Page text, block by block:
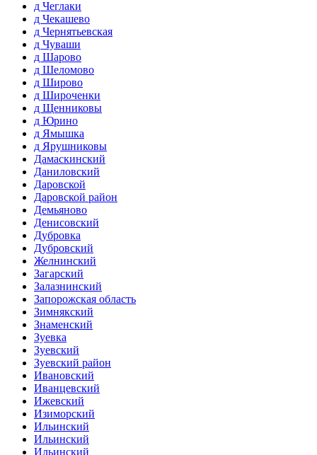
д Чеглаки
д Чекашево
д Чернятьевская
д Чуваши
д Шарово
д Шеломово
д Широво
д Широченки
д Щенниковы
д Юрино
д Ямышка
д Ярушниковы
Дамаскинский
Даниловский
Даровской
Даровской район
Демьяново
Денисовский
Дубровка
Дубровский
Желнинский
Загарский
Залазнинский
Запорожская область
Зимнякский
Знаменский
Зуевка
Зуевский
Зуевский район
Ивановский
Иванцевский
Ижевский
Изиморский
Ильинский
Ильинский
Ильинский